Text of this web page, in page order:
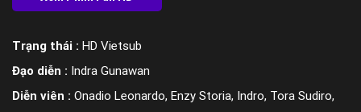
Trạng thái : HD Vietsub
Đạo diễn : Indra Gunawan
Diễn viên : Onadio Leonardo, Enzy Storia, Indro, Tora Sudiro,